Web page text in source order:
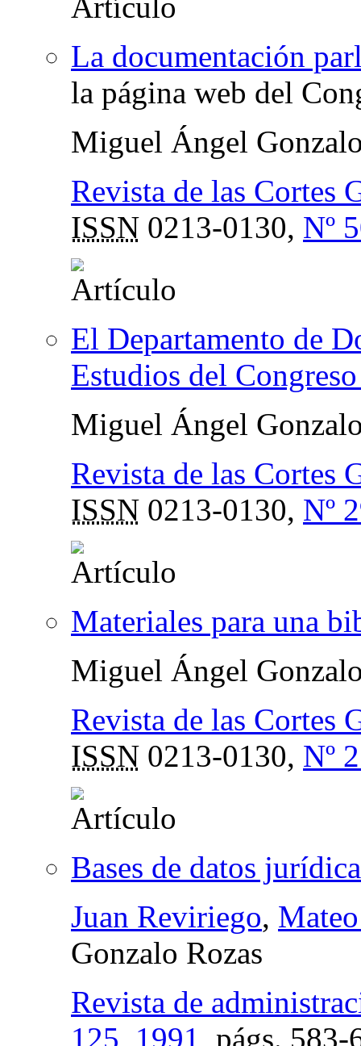
La documentación
la página web del
Miguel Ángel
Revista de las Cortes
ISSN 0213-0130, Nº
El Departamento de
Estudios del
Miguel Ángel
Revista de las Cortes
ISSN 0213-0130, Nº
Materiales para una
Miguel Ángel
Revista de las Cortes
ISSN 0213-0130, Nº
Bases de datos
Juan Reviriego,
Gonzalo Rozas
Revista de
125, 1991
págs. 583-